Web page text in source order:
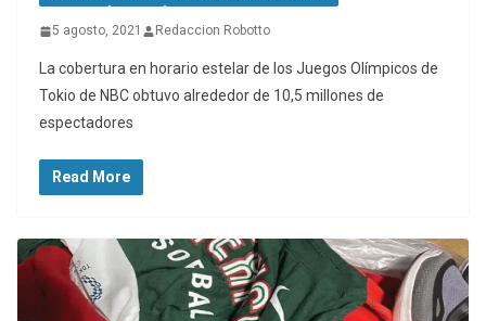
5 agosto, 2021 Redaccion Robotto
La cobertura en horario estelar de los Juegos Olímpicos de
Tokio de NBC obtuvo alrededor de 10,5 millones de
espectadores
Read More